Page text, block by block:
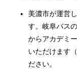
美濃市が運営
す。岐阜バス
からアカデミ
いただけます
ださい。